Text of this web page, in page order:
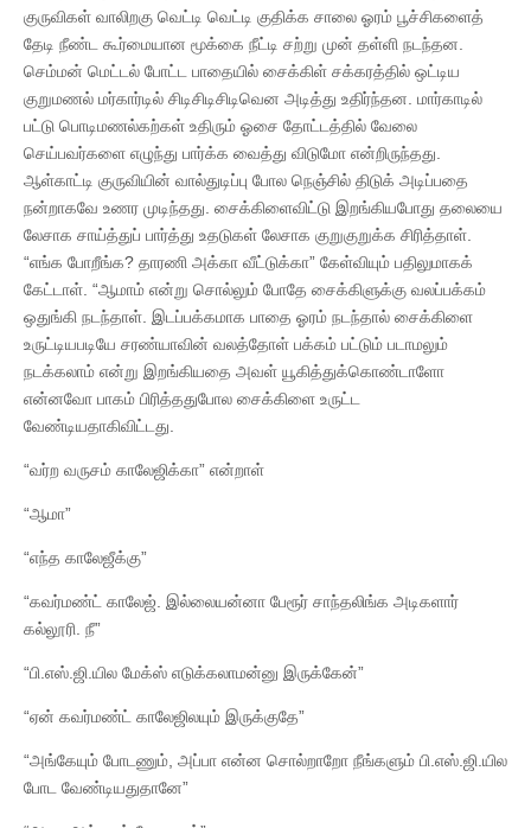
குருவிகள் வாலிறகு வெட்டி வெட்டி குதிக்க சாலை ஓரம் பூச்சிகளைத்
தேடி நீண்ட கூர்மையான மூக்கை நீட்டி சற்று முன் தள்ளி நடந்தன.
செம்மன் மெட்டல் போட்ட பாதையில் சைக்கிள் சக்கரத்தில் ஒட்டிய
குறுமணல் மர்கார்டில் சிடிசிடிசிடிவென அடித்து உதிர்ந்தன. மார்காடில்
பட்டு பொடிமணல்கற்கள் உதிரும் ஓசை தோட்டத்தில் வேலை
செய்பவர்களை எழுந்து பார்க்க வைத்து விடுமோ என்றிருந்தது.
ஆள்காட்டி குருவியின் வால்துடிப்பு போல நெஞ்சில் திடுக் அடிப்பதை
நன்றாகவே உணர முடிந்தது. சைக்கிளைவிட்டு இறங்கியபோது தலையை
லேசாக சாய்த்துப் பார்த்து உதடுகள் லேசாக குறுகுறுக்க சிரித்தாள்.
“எங்க போறீங்க? தாரணி அக்கா வீட்டுக்கா” கேள்வியும் பதிலுமாகக்
கேட்டாள். “ஆமாம் என்று சொல்லும் போதே சைக்கிளுக்கு வலப்பக்கம்
ஒதுங்கி நடந்தாள். இடப்பக்கமாக பாதை ஓரம் நடந்தால் சைக்கிளை
உருட்டியபடியே சரண்யாவின் வலத்தோள் பக்கம் பட்டும் படாமலும்
நடக்கலாம் என்று இறங்கியதை அவள் யூகித்துக்கொண்டாளோ
என்னவோ பாகம் பிரித்ததுபோல சைக்கிளை உருட்ட
வேண்டியதாகிவிட்டது.
“வர்ற வருசம் காலேஜிக்கா” என்றாள்
“ஆமா”
“எந்த காலேஜீக்கு”
“கவர்மண்ட் காலேஜ். இல்லையன்னா பேரூர் சாந்தலிங்க அடிகளார்
கல்லூரி. நீ”
“பி.எஸ்.ஜி.யில மேக்ஸ் எடுக்கலாமன்னு இருக்கேன்”
“ஏன் கவர்மண்ட் காலேஜிலயும் இருக்குதே”
“அங்கேயும் போடணும், அப்பா என்ன சொல்றாறோ நீங்களும் பி.எஸ்.ஜி.யில
போட வேண்டியதுதானே”